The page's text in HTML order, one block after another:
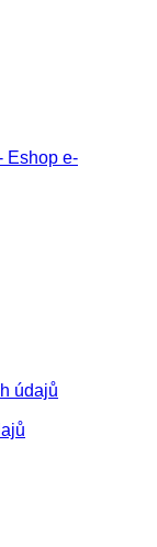
údajů